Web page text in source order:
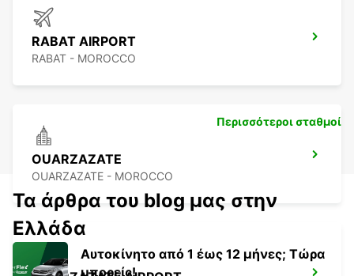
RABAT AIRPORT
RABAT - MOROCCO
OUARZAZATE
OUARZAZATE - MOROCCO
Περισσότεροι σταθμοί
Τα άρθρα του blog μας στην
Ελλάδα
Αυτοκίνητο από 1 έως 12 μήνες; Τώρα
μπορείς!